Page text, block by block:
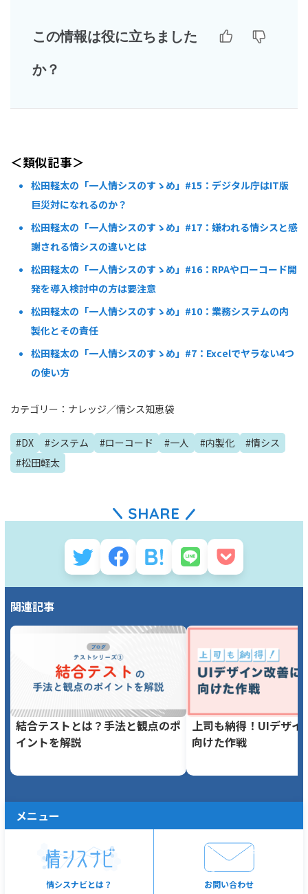
この情報は役に立ちました
か？
＜類似記事＞
松田軽太の「一人情シスのすゝめ」#15：デジタル庁はIT版
巨災対になれるのか？
松田軽太の「一人情シスのすゝめ」#17：嫌われる情シスと感
謝される情シスの違いとは
松田軽太の「一人情シスのすゝめ」#16：RPAやローコード開
発を導入検討中の方は要注意
松田軽太の「一人情シスのすゝめ」#10：業務システムの内
製化とその責任
松田軽太の「一人情シスのすゝめ」#7：Excelでヤラない4つ
の使い方
カテゴリー： ナレッジ／情シス知恵袋
#DX #システム #ローコード #一人 #内製化 #情シス
#松田軽太
関連記事
結合テストとは？手法と観点のポ
イントを解説
上司も納得！UIデザイ
向けた作戦
メニュー
情シスナビとは？ お問い合わせ